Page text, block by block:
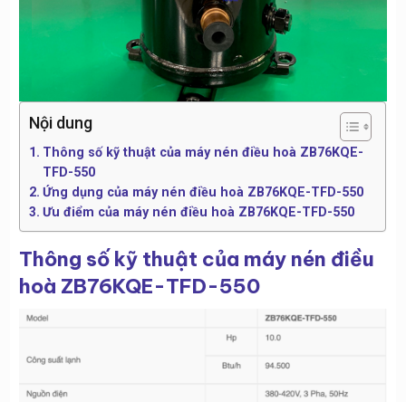
Nội dung
Thông số kỹ thuật của máy nén điều hoà ZB76KQE-
TFD-550
Ứng dụng của máy nén điều hoà ZB76KQE-TFD-550
Ưu điểm của máy nén điều hoà ZB76KQE-TFD-550
Thông số kỹ thuật của máy nén điều
hoà ZB76KQE-TFD-550